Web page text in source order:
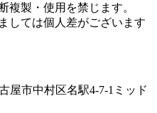
複製・使用を禁じます。
しては個人差がございます
屋市中村区名駅4-7-1ミッド